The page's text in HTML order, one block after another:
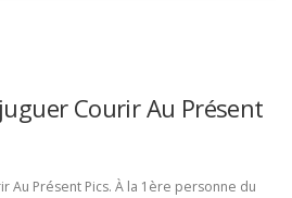
Courir Au Présent
Au Présent Pics. À la 1ère personne du